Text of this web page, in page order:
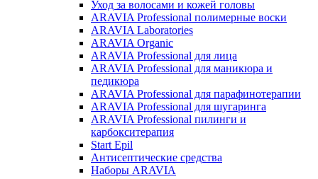
Уход за волосами и кожей головы
ARAVIA Professional полимерные воски
ARAVIA Laboratories
ARAVIA Organic
ARAVIA Professional для лица
ARAVIA Professional для маникюра и
педикюра
ARAVIA Professional для парафинотерапии
ARAVIA Professional для шугаринга
ARAVIA Professional пилинги и
карбокситерапия
Start Epil
Антисептические средства
Наборы ARAVIA